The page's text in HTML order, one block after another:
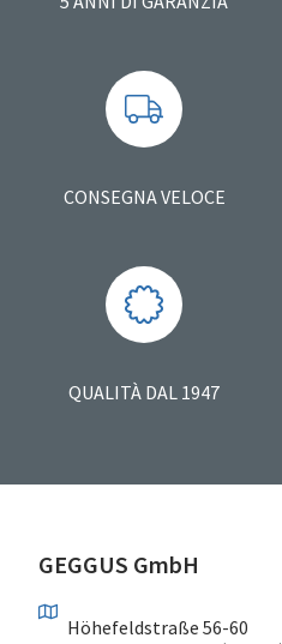
CONSEGNA VELOCE
QUALITÀ DAL 1947
GEGGUS GmbH
Höhefeldstraße 56-60